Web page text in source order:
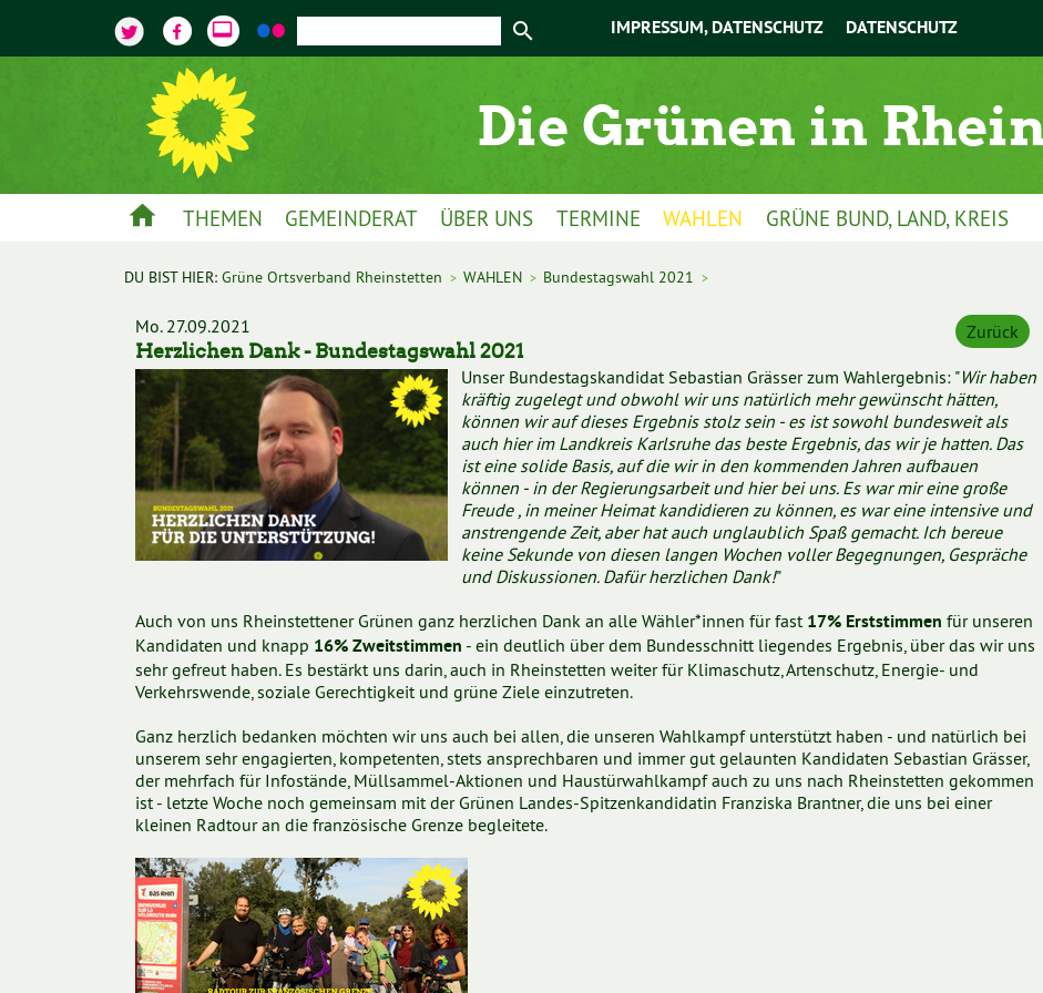
video_label IMPRESSUM, DATENSCHUTZ DATENSCHUTZ
home THEMEN GEMEINDERAT ÜBER UNS TERMINE WAHLEN GRÜNE BUND, LAND, KREIS
DU BIST HIER: Grüne Ortsverband Rheinstetten > WAHLEN > Bundestagswahl 2021 >
Zurück
Mo. 27.09.2021
Herzlichen Dank - Bundestagswahl 2021
Unser Bundestagskandidat Sebastian Grässer zum Wahlergebnis: "Wir haben
kräftig zugelegt und obwohl wir uns natürlich mehr gewünscht hätten,
können wir auf dieses Ergebnis stolz sein - es ist sowohl bundesweit als
auch hier im Landkreis Karlsruhe das beste Ergebnis, das wir je hatten. Das
ist eine solide Basis, auf die wir in den kommenden Jahren aufbauen
können - in der Regierungsarbeit und hier bei uns. Es war mir eine große
Freude , in meiner Heimat kandidieren zu können, es war eine intensive und
anstrengende Zeit, aber hat auch unglaublich Spaß gemacht. Ich bereue
keine Sekunde von diesen langen Wochen voller Begegnungen, Gespräche
und Diskussionen. Dafür herzlichen Dank!"
Auch von uns Rheinstettener Grünen ganz herzlichen Dank an alle Wähler*innen für fast 17% Erststimmen für unseren
Kandidaten und knapp 16% Zweitstimmen - ein deutlich über dem Bundesschnitt liegendes Ergebnis, über das wir uns
sehr gefreut haben. Es bestärkt uns darin, auch in Rheinstetten weiter für Klimaschutz, Artenschutz, Energie- und
Verkehrswende, soziale Gerechtigkeit und grüne Ziele einzutreten.
Ganz herzlich bedanken möchten wir uns auch bei allen, die unseren Wahlkampf unterstützt haben - und natürlich bei
unserem sehr engagierten, kompetenten, stets ansprechbaren und immer gut gelaunten Kandidaten Sebastian Grässer,
der mehrfach für Infostände, Müllsammel-Aktionen und Haustürwahlkampf auch zu uns nach Rheinstetten gekommen
ist - letzte Woche noch gemeinsam mit der Grünen Landes-Spitzenkandidatin Franziska Brantner, die uns bei einer
kleinen Radtour an die französische Grenze begleitete.